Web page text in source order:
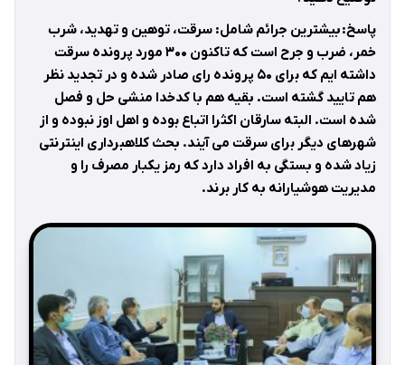
پاسخ: بیشترین جرائم شامل: سرقت، توهین و تهدید، شرب
خمر، ضرب و جرح است که تاکنون ۳۰۰ مورد پرونده سرقت
داشته ایم که برای ۵۰ پرونده رای صادر شده و در تجدید نظر
هم تایید گشته است. بقیه هم با کدخدا منشی حل و فصل
شده است. البته سارقان اکثرا اتباع بوده و اهل اوز نبوده و از
شهرهای دیگر برای سرقت می آیند. بحث کلاهبرداری اینترنتی
زیاد شده و بستگی به افراد دارد که رمز یکبار مصرف را و
مدیریت هوشیارانه به کار برند.